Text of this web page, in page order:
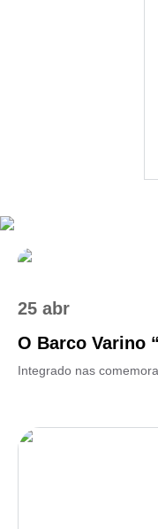
25 abr
O Barco Varino
Integrado nas